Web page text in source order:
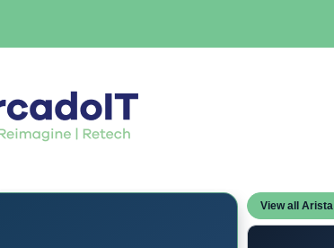
View all Arista